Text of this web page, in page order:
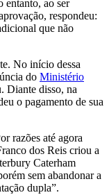
ao ser
respondeu:
que não
No início dessa
do Ministério
Diante disso, na
o pagamento de sua
razões até agora
dos Reis criou a
Caterham
sem abandonar a
dupla”.